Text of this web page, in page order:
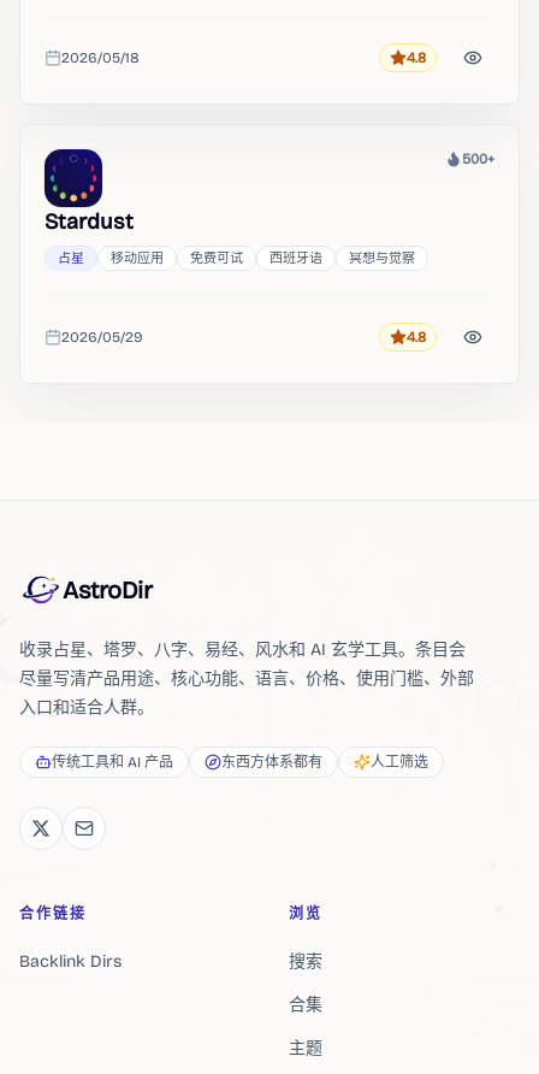
收录时间
2026/05/18 评分4.8
热度
500+
Stardust
占星 移动应用 免费可试 西班牙语 冥想与觉察
收录时间
2026/05/29 评分4.8
AstroDir
收录占星、塔罗、八字、易经、风水和 AI 玄学工具。条目会
尽量写清产品用途、核心功能、语言、价格、使用门槛、外部
入口和适合人群。
传统工具和 AI 产品 东西方体系都有 人工筛选
合作链接
Backlink Dirs
浏览
搜索
合集
主题